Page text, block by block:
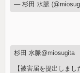
— 杉田 水脈
杉田 水脈@miosugita
【被害届を提出しまし